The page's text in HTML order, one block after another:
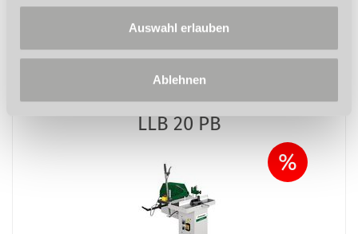
Auswahl erlauben
Ablehnen
LLB 20 PB
%